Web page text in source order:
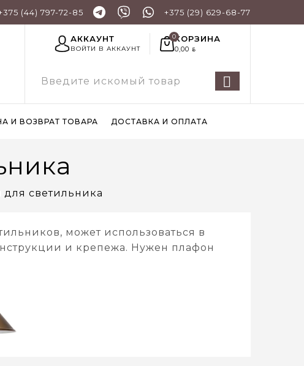
(44) 797-72-85 +375 (29) 629-68-77
ВОЙТИ В АККАУНТ
АККАУНТ КОРЗИНА
0,00BYN
И ВОЗВРАТ ТОВАРА ДОСТАВКА И ОПЛАТА
светильника
может использоваться в
и крепежа. Нужен плафон